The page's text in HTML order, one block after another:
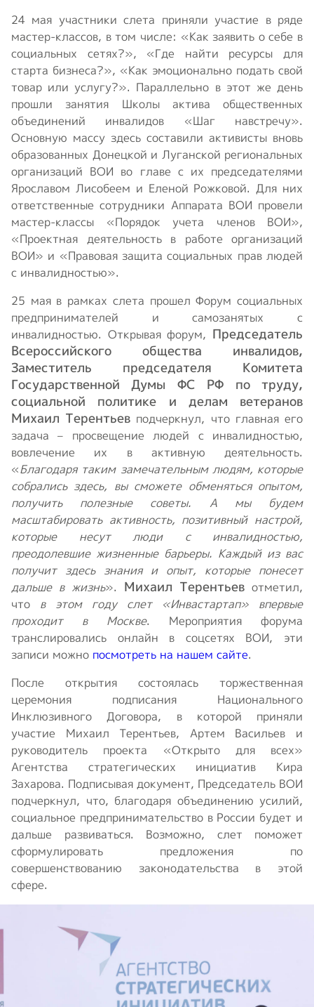
24 мая участники слета приняли участие в ряде
мастер-классов, в том числе: «Как заявить о себе в
социальных сетях?», «Где найти ресурсы для
старта бизнеса?», «Как эмоционально подать свой
товар или услугу?». Параллельно в этот же день
прошли занятия Школы актива общественных
объединений инвалидов «Шаг навстречу».
Основную массу здесь составили активисты вновь
образованных Донецкой и Луганской региональных
организаций ВОИ во главе с их председателями
Ярославом Лисобеем и Еленой Рожковой. Для них
ответственные сотрудники Аппарата ВОИ провели
мастер-классы «Порядок учета членов ВОИ»,
«Проектная деятельность в работе организаций
ВОИ» и «Правовая защита социальных прав людей
с инвалидностью».
25 мая в рамках слета прошел Форум социальных
предпринимателей и самозанятых с
инвалидностью. Открывая форум, Председатель
Всероссийского общества инвалидов,
Заместитель председателя Комитета
Государственной Думы ФС РФ по труду,
социальной политике и делам ветеранов
Михаил Терентьев подчеркнул, что главная его
задача – просвещение людей с инвалидностью,
вовлечение их в активную деятельность.
«Благодаря таким замечательным людям, которые
собрались здесь, вы сможете обменяться опытом,
получить полезные советы. А мы будем
масштабировать активность, позитивный настрой,
которые несут люди с инвалидностью,
преодолевшие жизненные барьеры. Каждый из вас
получит здесь знания и опыт, которые понесет
дальше в жизнь». Михаил Терентьев отметил,
что в этом году слет «Инвастартап» впервые
проходит в Москве. Мероприятия форума
транслировались онлайн в соцсетях ВОИ, эти
записи можно посмотреть на нашем сайте.
После открытия состоялась торжественная
церемония подписания Национального
Инклюзивного Договора, в которой приняли
участие Михаил Терентьев, Артем Васильев и
руководитель проекта «Открыто для всех»
Агентства стратегических инициатив Кира
Захарова. Подписывая документ, Председатель ВОИ
подчеркнул, что, благодаря объединению усилий,
социальное предпринимательство в России будет и
дальше развиваться. Возможно, слет поможет
сформулировать предложения по
совершенствованию законодательства в этой
сфере.